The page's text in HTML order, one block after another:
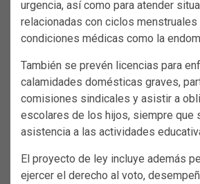
urgencia, así como para atender
relacionadas con ciclos
condiciones médicas como la
También se prevén licencias para
calamidades domésticas graves,
comisiones sindicales y asistir a
escolares de los hijos, siempre que
asistencia a las actividades
El proyecto de ley incluye además
ejercer el derecho al voto,